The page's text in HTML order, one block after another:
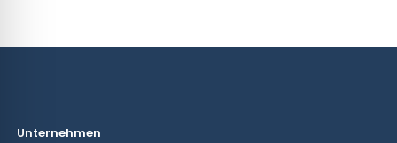
Unternehmen